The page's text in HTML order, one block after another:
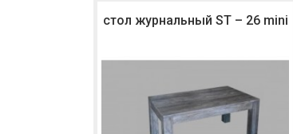
стол журнальный ST – 26 mini